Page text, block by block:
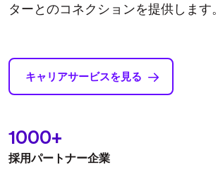
ターとのコネクションを提供します。
キャリアサービスを見る
1000+
採⽤パートナー企業